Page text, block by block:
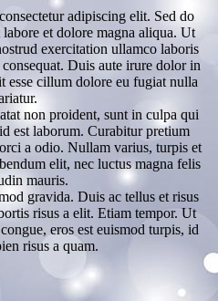
adipiscing elit. Sed do
et dolore magna aliqua. Ut
exercitation ullamco laboris
Duis aute irure dolor in
esse cillum dolore eu fugiat nulla
non proident, sunt in culpa qui
est laborum. Curabitur pretium
a odio. Nullam varius, turpis et
elit, nec luctus magna felis
mauris.
gravida. Duis ac tellus et risus
risus a elit. Etiam tempor. Ut
eros est euismod turpis, id
risus a quam.